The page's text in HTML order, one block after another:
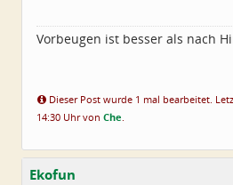
Vorbeugen ist besser als nach
Dieser Post wurde 1 mal bearbeitet.
14:30 Uhr von Che.
Ekofun